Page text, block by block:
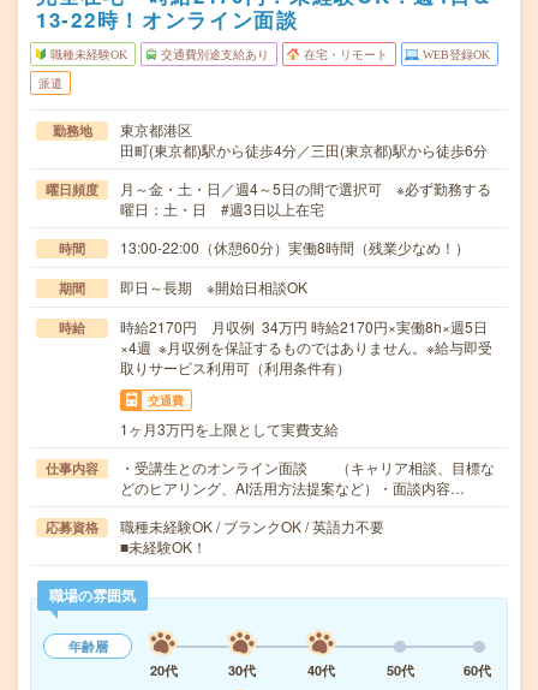
13-22時！オンライン面談
職種未経験OK 交通費別途支給あり 在宅・リモート WEB登録OK
派遣
勤務地
東京都港区
田町(東京都)駅から徒歩4分／三田(東京都)駅から徒歩6分
曜日頻度
月～金・土・日／週4～5日の間で選択可 ※必ず勤務する
曜日：土・日 #週3日以上在宅
時間 13:00-22:00（休憩60分）実働8時間（残業少なめ！）
期間 即日～長期 ※開始日相談OK
時給
時給2170円 月収例 34万円 時給2170円×実働8h×週5日
×4週 ※月収例を保証するものではありません。※給与即受
取りサービス利用可（利用条件有）
交通費
1ヶ月3万円を上限として実費支給
仕事内容
・受講生とのオンライン面談 （キャリア相談、目標な
どのヒアリング、AI活用方法提案など）・面談内容…
応募資格
職種未経験OK / ブランクOK / 英語力不要
■未経験OK！
職場の雰囲気
年齢層
20代
30代 40代 50代
60代